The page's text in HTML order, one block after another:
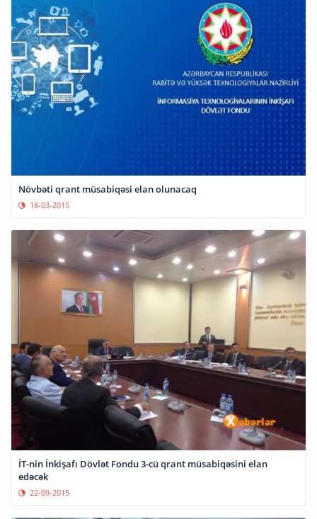
Növbəti qrant müsabiqəsi elan olunacaq
18-03-2015
İT-nin İnkişafı Dövlət Fondu 3-cü qrant müsabiqəsini elan
edəcək
22-09-2015